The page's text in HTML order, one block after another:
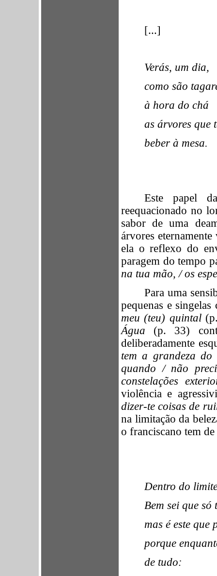
[...]
Verás, um dia,
como são
à hora do chá
as árvores que
beber à mesa.
Este papel
reequacionado no
sabor de uma
árvores eternamente
ela o reflexo do
paragem do tempo
na tua mão, / os
Para uma
pequenas e
meu (teu) quintal
Água (p. 33)
deliberadamente
tem a grandeza
quando / não
constelações
violência e
dizer-te coisas de
na limitação da
o franciscano tem
Dentro do
Bem sei que
mas é este que
porque
de tudo: